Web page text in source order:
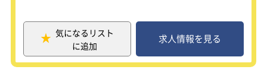
け、
社用車でお客様の元に伺い不用品を買
い取る出張買取のお仕事をお任せしま
す。
気になるリスト
に追加
求人情報を見る